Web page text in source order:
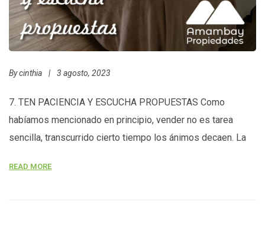
Bycinthia | 3 agosto, 2023
7. TEN PACIENCIA Y ESCUCHA PROPUESTAS Como
habíamos mencionado en principio, vender no es tarea
sencilla, transcurrido cierto tiempo los ánimos decaen. La
inmueble en buenas condiciones para mostrar y estar
READ MORE